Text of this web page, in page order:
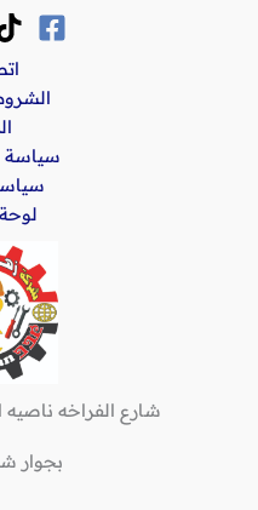
سياسة
شارع الفراخه
بجوار